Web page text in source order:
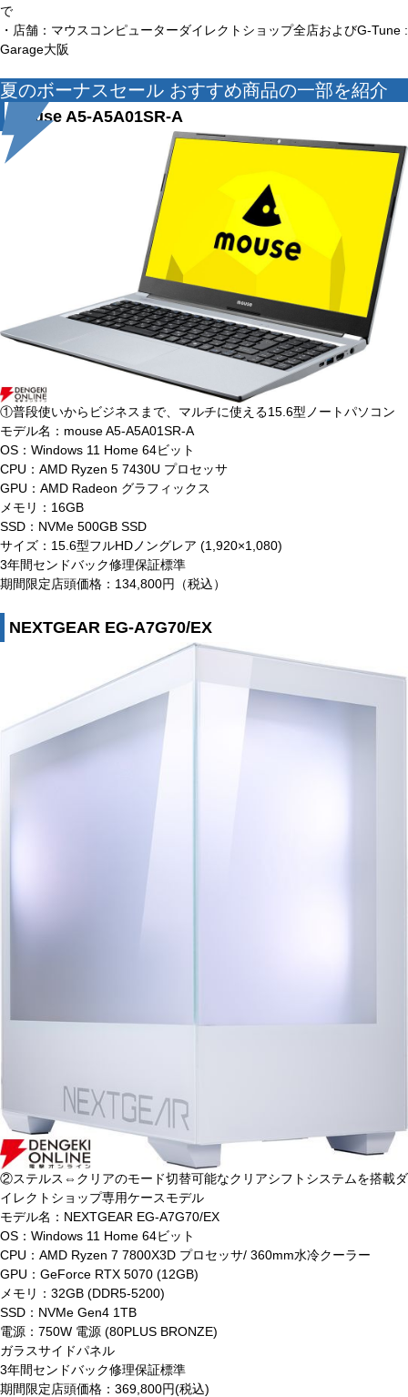
で
・店舗：マウスコンピューターダイレクトショップ全店およびG-Tune :
Garage大阪
夏のボーナスセール おすすめ商品の一部を紹介
mouse A5-A5A01SR-A
①普段使いからビジネスまで、マルチに使える15.6型ノートパソコン
モデル名：mouse A5-A5A01SR-A
OS：Windows 11 Home 64ビット
CPU：AMD Ryzen 5 7430U プロセッサ
GPU：AMD Radeon グラフィックス
メモリ：16GB
SSD：NVMe 500GB SSD
サイズ：15.6型フルHDノングレア (1,920×1,080)
3年間センドバック修理保証標準
期間限定店頭価格：134,800円（税込）
NEXTGEAR EG-A7G70/EX
②ステルス⇔クリアのモード切替可能なクリアシフトシステムを搭載ダ
イレクトショップ専用ケースモデル
モデル名：NEXTGEAR EG-A7G70/EX
OS：Windows 11 Home 64ビット
CPU：AMD Ryzen 7 7800X3D プロセッサ/ 360mm水冷クーラー
GPU：GeForce RTX 5070 (12GB)
メモリ：32GB (DDR5-5200)
SSD：NVMe Gen4 1TB
電源：750W 電源 (80PLUS BRONZE)
ガラスサイドパネル
3年間センドバック修理保証標準
期間限定店頭価格：369,800円(税込)